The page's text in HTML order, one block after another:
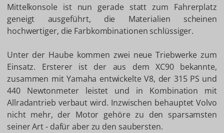
Mittelkonsole ist nun gerade statt zum Fahrerplatz
geneigt ausgeführt, die Materialien scheinen
hochwertiger, die Farbkombinationen schlüssiger.
Unter der Haube kommen zwei neue Triebwerke zum
Einsatz. Ersterer ist der aus dem XC90 bekannte,
zusammen mit Yamaha entwickelte V8, der 315 PS und
440 Newtonmeter leistet und in Kombination mit
Allradantrieb verbaut wird. Inzwischen behauptet Volvo
nicht mehr, der Motor gehöre zu den sparsamsten
seiner Art - dafür aber zu den saubersten.